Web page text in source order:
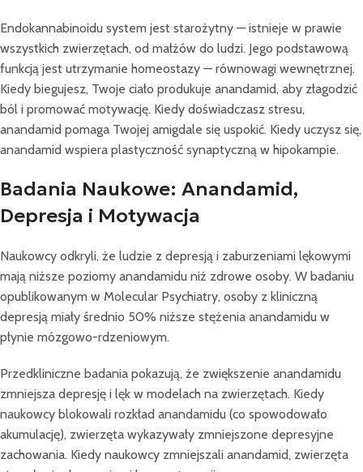
Endokannabinoidu system jest starożytny — istnieje w prawie
wszystkich zwierzętach, od małżów do ludzi. Jego podstawową
funkcją jest utrzymanie homeostazy — równowagi wewnętrznej.
Kiedy biegujesz, Twoje ciało produkuje anandamid, aby złagodzić
ból i promować motywację. Kiedy doświadczasz stresu,
anandamid pomaga Twojej amigdale się uspokić. Kiedy uczysz się,
anandamid wspiera plastyczność synaptyczną w hipokampie.
Badania Naukowe: Anandamid,
Depresja i Motywacja
Naukowcy odkryli, że ludzie z depresją i zaburzeniami lękowymi
mają niższe poziomy anandamidu niż zdrowe osoby. W badaniu
opublikowanym w Molecular Psychiatry, osoby z kliniczną
depresją miały średnio 50% niższe stężenia anandamidu w
płynie mózgowo-rdzeniowym.
Przedkliniczne badania pokazują, że zwiększenie anandamidu
zmniejsza depresję i lęk w modelach na zwierzętach. Kiedy
naukowcy blokowali rozkład anandamidu (co spowodowało
akumulację), zwierzęta wykazywały zmniejszone depresyjne
zachowania. Kiedy naukowcy zmniejszali anandamid, zwierzęta